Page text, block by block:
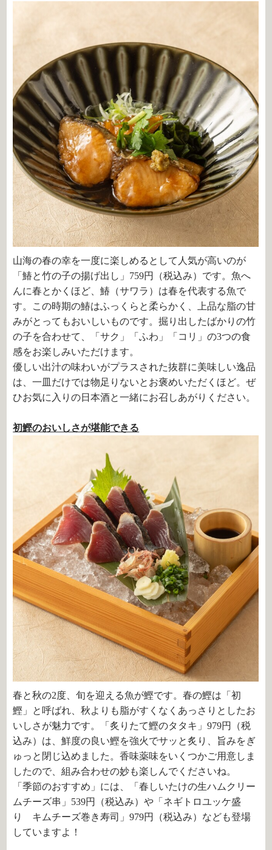
山海の春の幸を一度に楽しめるとして人気が高いのが
「鰆と竹の子の揚げ出し」759円（税込み）です。魚へ
んに春とかくほど、鰆（サワラ）は春を代表する魚で
す。この時期の鰆はふっくらと柔らかく、上品な脂の甘
みがとってもおいしいものです。掘り出したばかりの竹
の子を合わせて、「サク」「ふわ」「コリ」の3つの食
感をお楽しみいただけます。
優しい出汁の味わいがプラスされた抜群に美味しい逸品
は、一皿だけでは物足りないとお褒めいただくほど。ぜ
ひお気に入りの日本酒と一緒にお召しあがりください。
初鰹のおいしさが堪能できる
春と秋の2度、旬を迎える魚が鰹です。春の鰹は「初
鰹」と呼ばれ、秋よりも脂がすくなくあっさりとしたお
いしさが魅力です。「炙りたて鰹のタタキ」979円（税
込み）は、鮮度の良い鰹を強火でサッと炙り、旨みをぎ
ゅっと閉じ込めました。香味薬味をいくつかご用意しま
したので、組み合わせの妙も楽しんでくださいね。
「季節のおすすめ」には、「春しいたけの生ハムクリー
ムチーズ串」539円（税込み）や「ネギトロユッケ盛
り キムチーズ巻き寿司」979円（税込み）なども登場
していますよ！